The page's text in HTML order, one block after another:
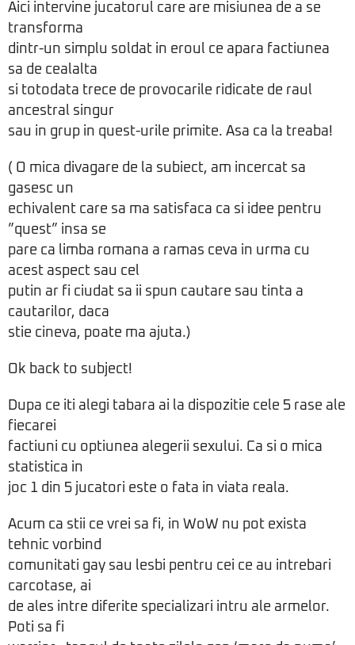
Aici intervine jucatorul care are misiunea de a se
transforma
dintr-un simplu soldat in eroul ce apara factiunea
sa de cealalta
si totodata trece de provocarile ridicate de raul
ancestral singur
sau in grup in quest-urile primite. Asa ca la treaba!
( O mica divagare de la subiect, am incercat sa
gasesc un
echivalent care sa ma satisfaca ca si idee pentru
”quest” insa se
pare ca limba romana a ramas ceva in urma cu
acest aspect sau cel
putin ar fi ciudat sa ii spun cautare sau tinta a
cautarilor, daca
stie cineva, poate ma ajuta.)
Ok back to subject!
Dupa ce iti alegi tabara ai la dispozitie cele 5 rase ale
fiecarei
factiuni cu optiunea alegerii sexului. Ca si o mica
statistica in
joc 1 din 5 jucatori este o fata in viata reala.
Acum ca stii ce vrei sa fi, in WoW nu pot exista
tehnic vorbind
comunitati gay sau lesbi pentru cei ce au intrebari
carcotase, ai
de ales intre diferite specializari intru ale armelor.
Poti sa fi